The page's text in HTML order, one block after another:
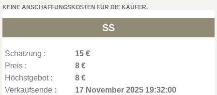
KEINE ANSCHAFFUNGSKOSTEN FÜR DIE KÄUFER.
SS
Schätzung :
15 €
Preis :
8 €
Höchstgebot :
8 €
Verkaufsende :
17 November 2025 19:32:00